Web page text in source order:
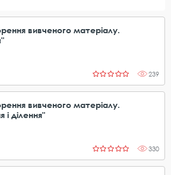
вивченого матеріалу.
239
вивченого матеріалу.
ділення"
330